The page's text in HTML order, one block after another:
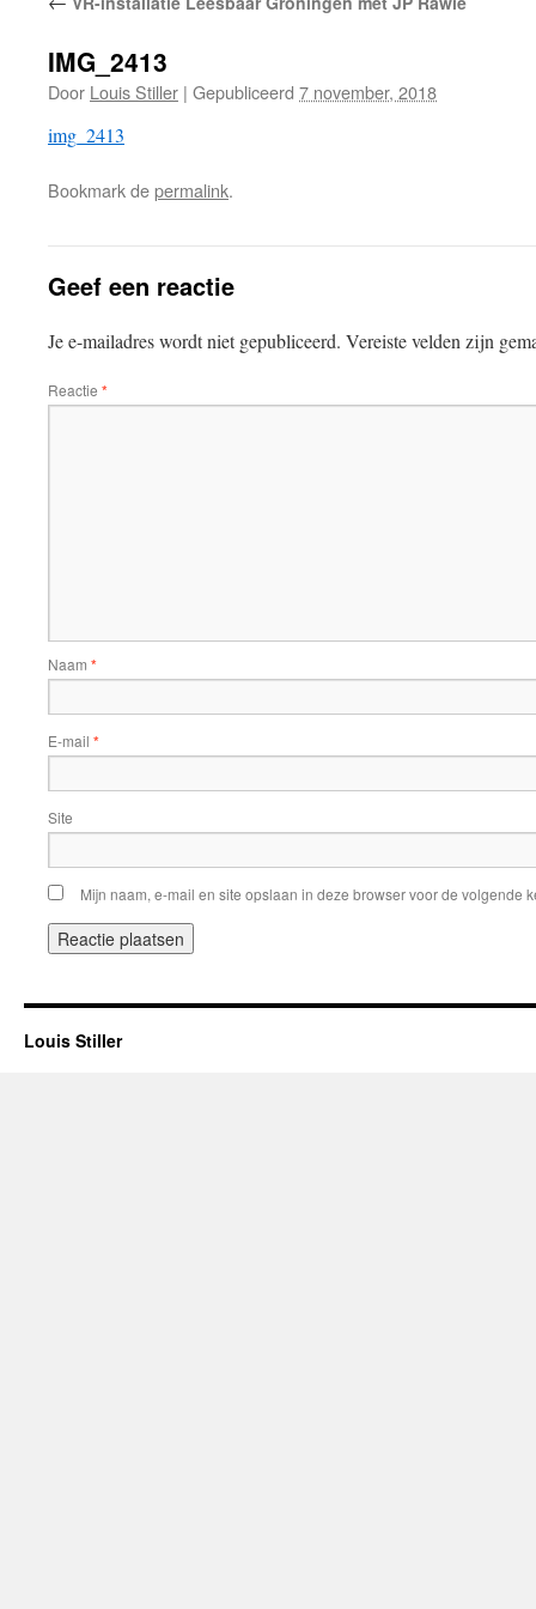
IMG_2413
Door Louis Stiller | Gepubliceerd 7 november, 2018
img_2413
Bookmark depermalink.
Geef een reactie
Je e-mailadres wordt niet gepubliceerd. Vereiste velden zijn
Reactie *
Naam *
E-mail *
Site
Mijn naam, e-mail en site opslaan in deze browser voor de volgende
Louis Stiller